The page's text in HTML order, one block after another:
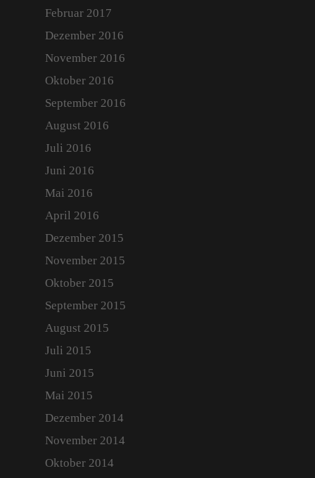
Februar 2017
Dezember 2016
November 2016
Oktober 2016
September 2016
August 2016
Juli 2016
Juni 2016
Mai 2016
April 2016
Dezember 2015
November 2015
Oktober 2015
September 2015
August 2015
Juli 2015
Juni 2015
Mai 2015
Dezember 2014
November 2014
Oktober 2014